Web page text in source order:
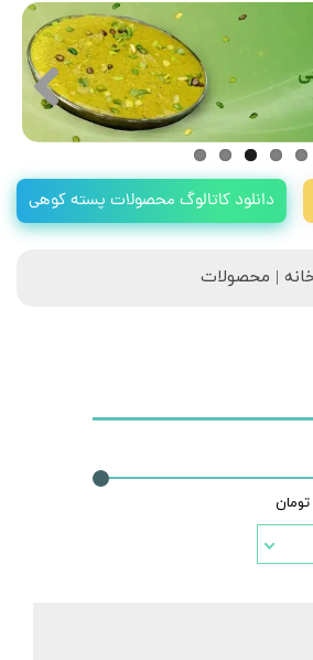
دانلود کاتالوگ محصولات پسته کوهی
| محصولات